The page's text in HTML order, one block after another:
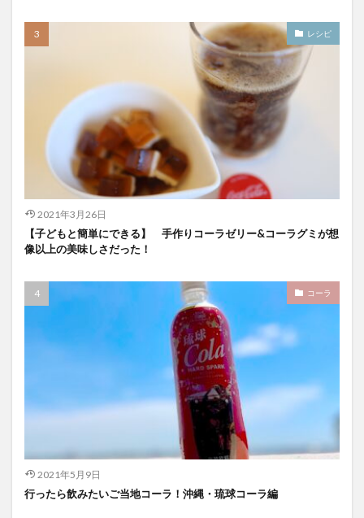
レシピ
2021年3月26日
【子どもと簡単にできる】 手作りコーラゼリー&コーラグミが想
像以上の美味しさだった！
コーラ
2021年5月9日
行ったら飲みたいご当地コーラ！沖縄・琉球コーラ編